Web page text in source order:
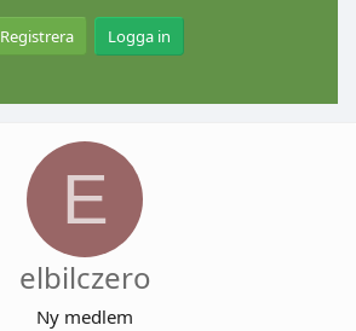
Registrera Logga in
E
elbilczero
Ny medlem